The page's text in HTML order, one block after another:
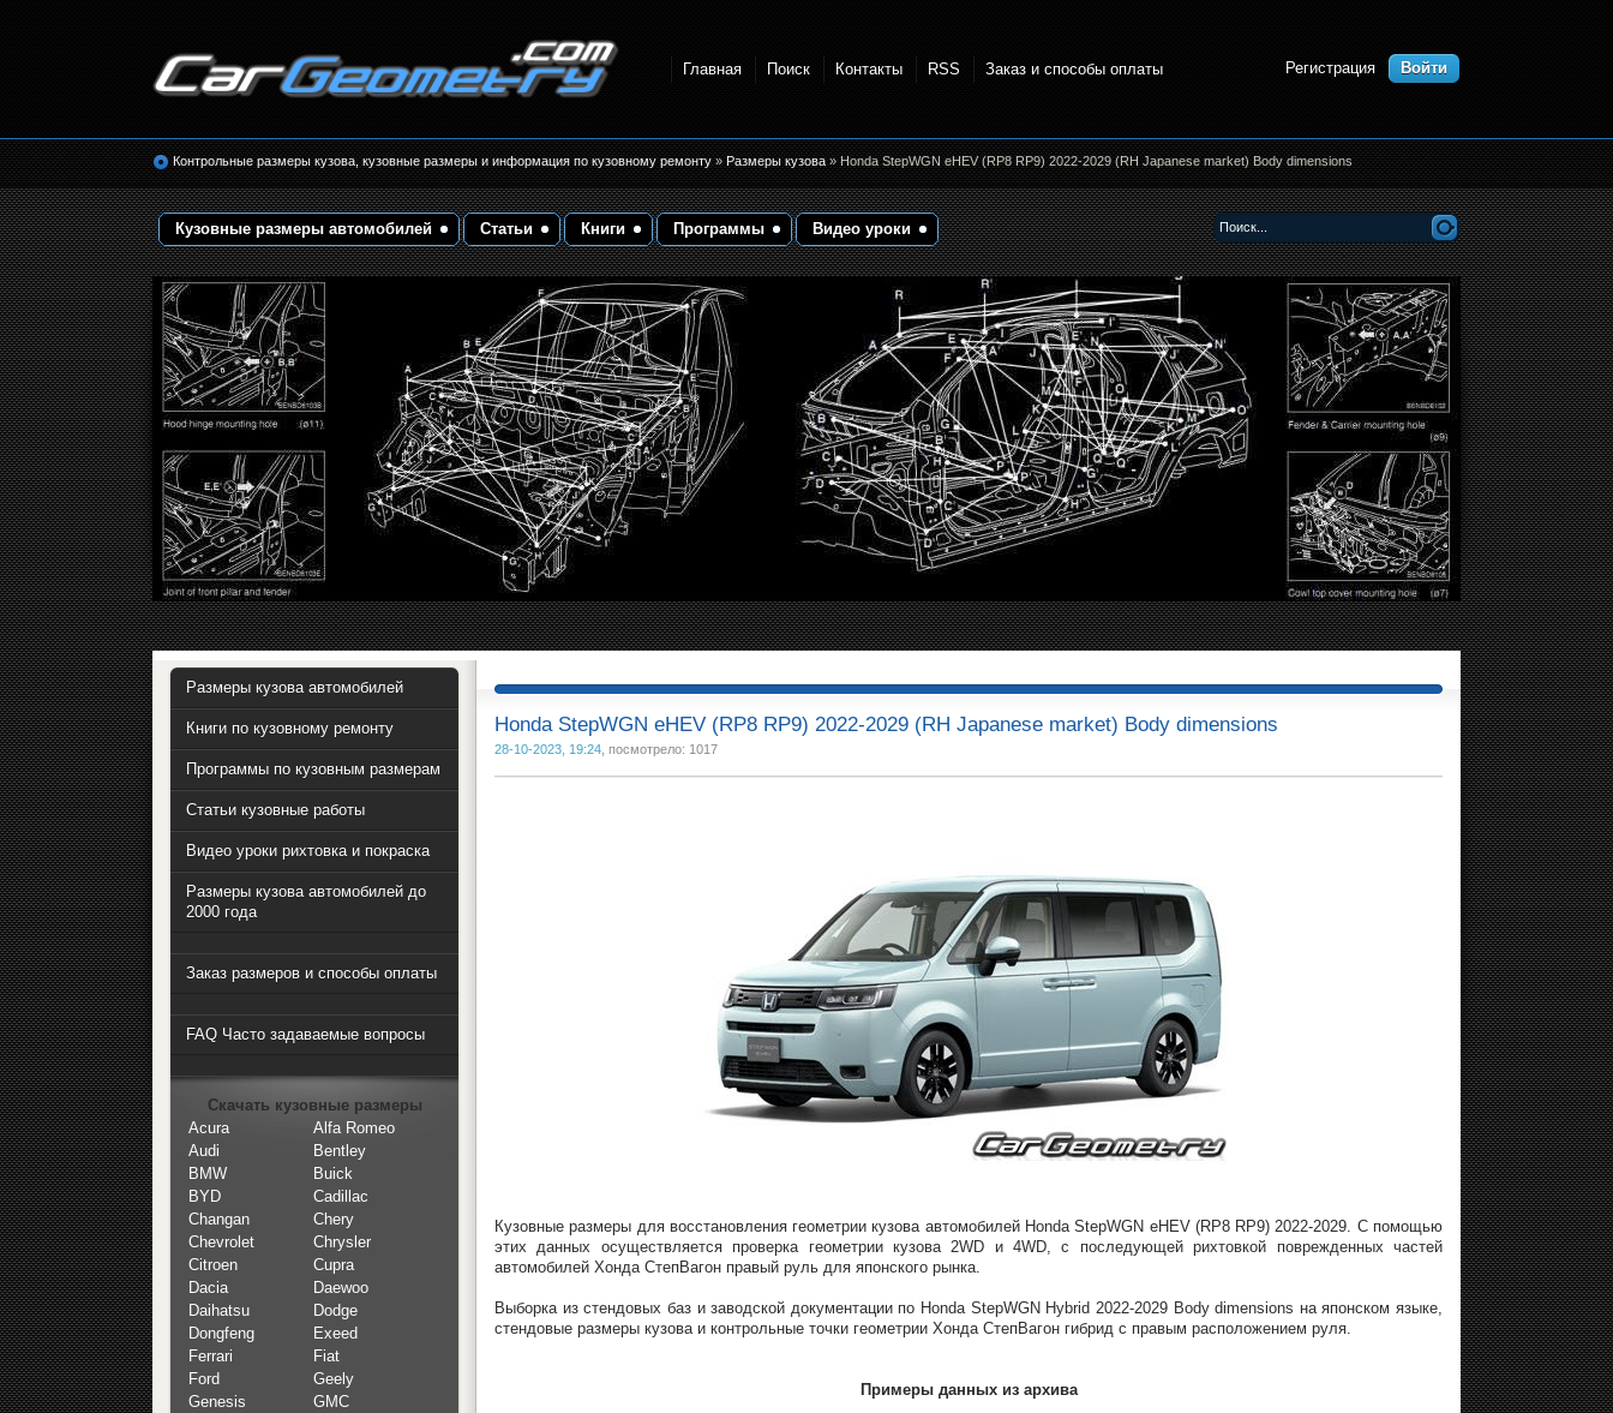
кузовные размеры. Геометрия кузова
Главная Поиск Контакты RSS Заказ и способы оплаты Регистрация Войти
Контрольные размеры кузова, кузовные размеры и информация по кузовному ремонту»Размеры кузова» Honda StepWGN eHEV (RP8 RP9) 2022-2029 (RH Japanese market) Body dimensions
Кузовные размеры автомобилей Статьи Книги Программы Видео уроки
Honda StepWGN eHEV (RP8 RP9) 2022-2029 (RH Japanese market) Body dimensions
28-10-2023, 19:24, посмотрело: 1017
Кузовные размеры для восстановления геометрии кузова автомобилей Honda StepWGN eHEV (RP8 RP9) 2022-2029. С помощью
этих данных осуществляется проверка геометрии кузова 2WD и 4WD, с последующей рихтовкой поврежденных частей
автомобилей Хонда СтепВагон правый руль для японского рынка.
Выборка из стендовых баз и заводской документации по Honda StepWGN Hybrid 2022-2029 Body dimensions на японском языке,
стендовые размеры кузова и контрольные точки геометрии Хонда СтепВагон гибрид с правым расположением руля.
Примеры данных из архива
Размеры кузова автомобилей
Книги по кузовному ремонту
Программы по кузовным размерам
Статьи кузовные работы
Видео уроки рихтовка и покраска
Размеры кузова автомобилей до
2000 года
Заказ размеров и способы оплаты
FAQ Часто задаваемые вопросы
Скачать кузовные размеры
Acura
Alfa Romeo
Audi
Bentley
BMW
Buick
BYD
Cadillac
Changan
Chery
Chevrolet
Chrysler
Citroen
Cupra
Dacia
Daewoo
Daihatsu
Dodge
Dongfeng
Exeed
Ferrari
Fiat
Ford
Geely
Genesis
GMC